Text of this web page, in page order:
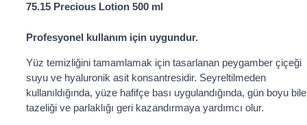
75.15 Precious Lotion 500 ml
Profesyonel kullanım için uygundur.
Yüz temizliğini tamamlamak için tasarlanan peygamber çiçeği
suyu ve hyaluronik asit konsantresidir. Seyreltilmeden
kullanıldığında, yüze hafifçe bası uygulandığında, gün boyu bile
tazeliği ve parlaklığı geri kazandırmaya yardımcı olur.